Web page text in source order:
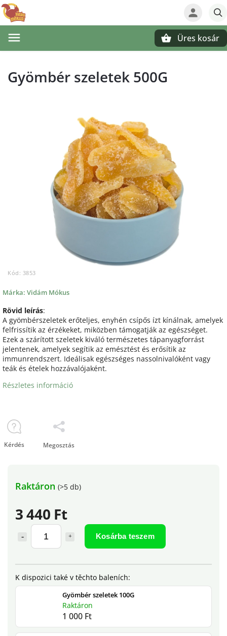
Üres kosár
Gyömbér szeletek 500G
Kód: 3853
Márka: Vidám Mókus
3 440 Ft
Kosárba teszem
Gyömbér szeletek 100G
Raktáron
1 000 Ft
Raktáron (>5 db)
Rövid leírás:
A gyömbérszeletek erőteljes, enyhén csípős ízt kínálnak, amelyek
felfrissítik az érzékeket, miközben támogatják az egészséget.
Ezek a szárított szeletek kiváló természetes tápanyagforrást
jelentenek, amelyek segítik az emésztést és erősítik az
immunrendszert. Ideálisak egészséges nassolnivalóként vagy
teák és ételek hozzávalójaként.
Részletes információ
Kérdés Megosztás